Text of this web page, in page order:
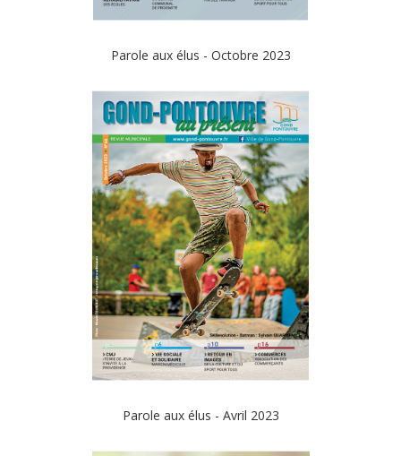
Parole aux élus - Octobre 2023
Parole aux élus - Avril 2023